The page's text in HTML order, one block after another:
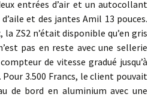
entrées d’air et un autocollant
et des jantes Amil 13 pouces.
ZS2 n’était disponible qu’en gris
pas en reste avec une sellerie
de vitesse gradué jusqu’à
3.500 Francs, le client pouvait
de bord en aluminium avec une